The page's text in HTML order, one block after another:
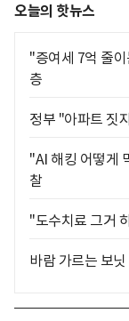
오늘의 핫뉴스
"증여세 7억 줄
층
정부 "아파트 짓
"AI 해킹 어떻게
찰
"도수치료 그거
바람 가르는 보